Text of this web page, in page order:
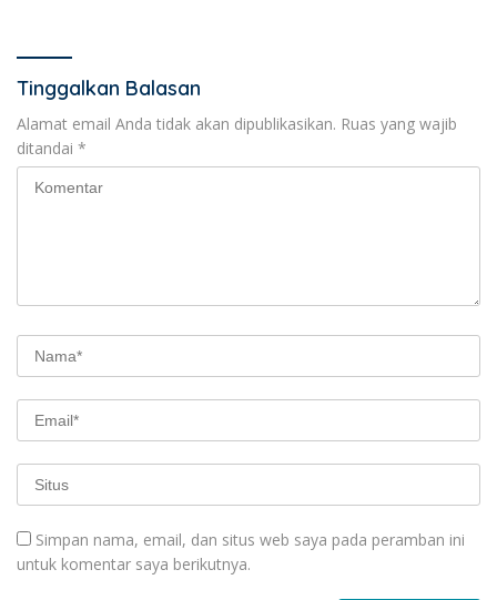
Tinggalkan Balasan
Alamat email Anda tidak akan dipublikasikan. Ruas yang wajib
ditandai *
Simpan nama, email, dan situs web saya pada peramban ini
untuk komentar saya berikutnya.